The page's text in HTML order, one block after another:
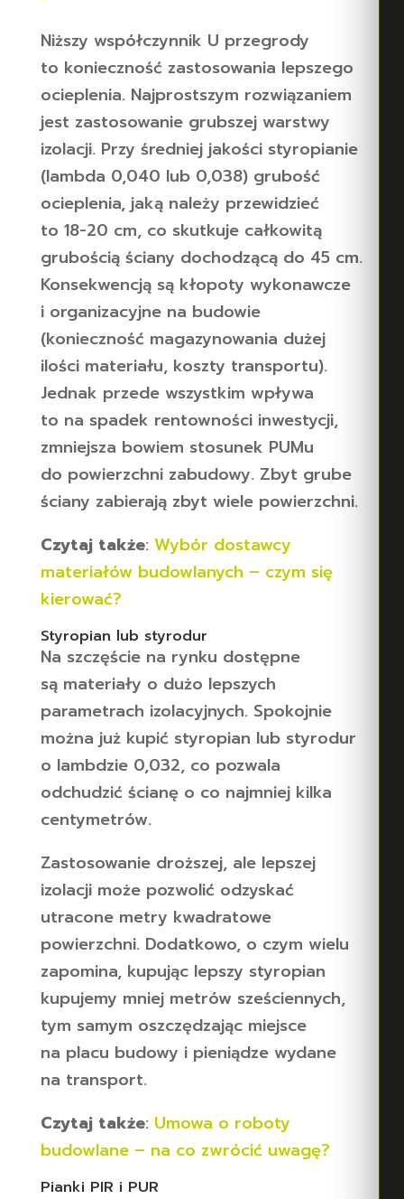
Niższy współczynnik U przegrody
to konieczność zastosowania lepszego
ocieplenia. Najprostszym rozwiązaniem
jest zastosowanie grubszej warstwy
izolacji. Przy średniej jakości styropianie
(lambda 0,040 lub 0,038) grubość
ocieplenia, jaką należy przewidzieć
to 18-20 cm, co skutkuje całkowitą
grubością ściany dochodzącą do 45 cm.
Konsekwencją są kłopoty wykonawcze
i organizacyjne na budowie
(konieczność magazynowania dużej
ilości materiału, koszty transportu).
Jednak przede wszystkim wpływa
to na spadek rentowności inwestycji,
zmniejsza bowiem stosunek PUMu
do powierzchni zabudowy. Zbyt grube
ściany zabierają zbyt wiele powierzchni.
Czytaj także: Wybór dostawcy
materiałów budowlanych – czym się
kierować?
Styropian lub styrodur
Na szczęście na rynku dostępne
są materiały o dużo lepszych
parametrach izolacyjnych. Spokojnie
można już kupić styropian lub styrodur
o lambdzie 0,032, co pozwala
odchudzić ścianę o co najmniej kilka
centymetrów.
Zastosowanie droższej, ale lepszej
izolacji może pozwolić odzyskać
utracone metry kwadratowe
powierzchni. Dodatkowo, o czym wielu
zapomina, kupując lepszy styropian
kupujemy mniej metrów sześciennych,
tym samym oszczędzając miejsce
na placu budowy i pieniądze wydane
na transport.
Czytaj także: Umowa o roboty
budowlane – na co zwrócić uwagę?
Pianki PIR i PUR